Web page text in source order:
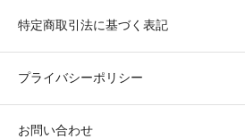
特定商取引法に基づく表記
プライバシーポリシー
お問い合わせ